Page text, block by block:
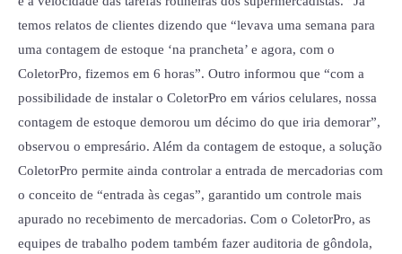
temos relatos de clientes dizendo que “levava uma semana para
uma contagem de estoque ‘na prancheta’ e agora, com o
ColetorPro, fizemos em 6 horas”. Outro informou que “com a
possibilidade de instalar o ColetorPro em vários celulares, nossa
contagem de estoque demorou um décimo do que iria demorar”,
observou o empresário. Além da contagem de estoque, a solução
ColetorPro permite ainda controlar a entrada de mercadorias com
o conceito de “entrada às cegas”, garantido um controle mais
apurado no recebimento de mercadorias. Com o ColetorPro, as
equipes de trabalho podem também fazer auditoria de gôndola,